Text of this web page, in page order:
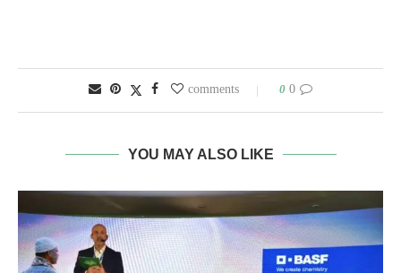
0 comments
0
YOU MAY ALSO LIKE